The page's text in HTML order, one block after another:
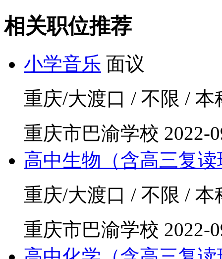
相关职位推荐
小学音乐 面议
重庆/大渡口 / 不限 / 本
重庆市巴渝学校 2022-
高中生物（含高三复读
重庆/大渡口 / 不限 / 本
重庆市巴渝学校 2022-